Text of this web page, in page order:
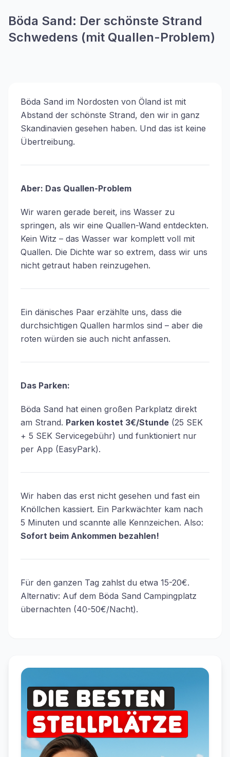
Böda Sand: Der schönste Strand
Schwedens (mit Quallen-Problem)
Böda Sand im Nordosten von Öland ist mit
Abstand der schönste Strand, den wir in ganz
Skandinavien gesehen haben. Und das ist keine
Übertreibung.
Aber: Das Quallen-Problem
Wir waren gerade bereit, ins Wasser zu
springen, als wir eine Quallen-Wand entdeckten.
Kein Witz – das Wasser war komplett voll mit
Quallen. Die Dichte war so extrem, dass wir uns
nicht getraut haben reinzugehen.
Ein dänisches Paar erzählte uns, dass die
durchsichtigen Quallen harmlos sind – aber die
roten würden sie auch nicht anfassen.
Das Parken:
Böda Sand hat einen großen Parkplatz direkt
am Strand. Parken kostet 3€/Stunde (25 SEK
+ 5 SEK Servicegebühr) und funktioniert nur
per App (EasyPark).
Wir haben das erst nicht gesehen und fast ein
Knöllchen kassiert. Ein Parkwächter kam nach
5 Minuten und scannte alle Kennzeichen. Also:
Sofort beim Ankommen bezahlen!
Für den ganzen Tag zahlst du etwa 15-20€.
Alternativ: Auf dem Böda Sand Campingplatz
übernachten (40-50€/Nacht).